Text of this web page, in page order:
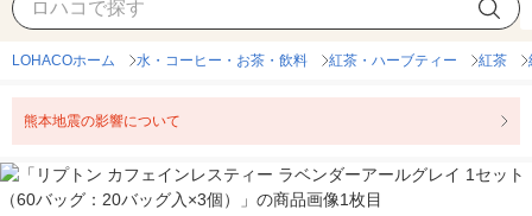
LOHACOホーム 水・コーヒー・お茶・飲料 紅茶・ハーブティー 紅茶
熊本地震の影響について